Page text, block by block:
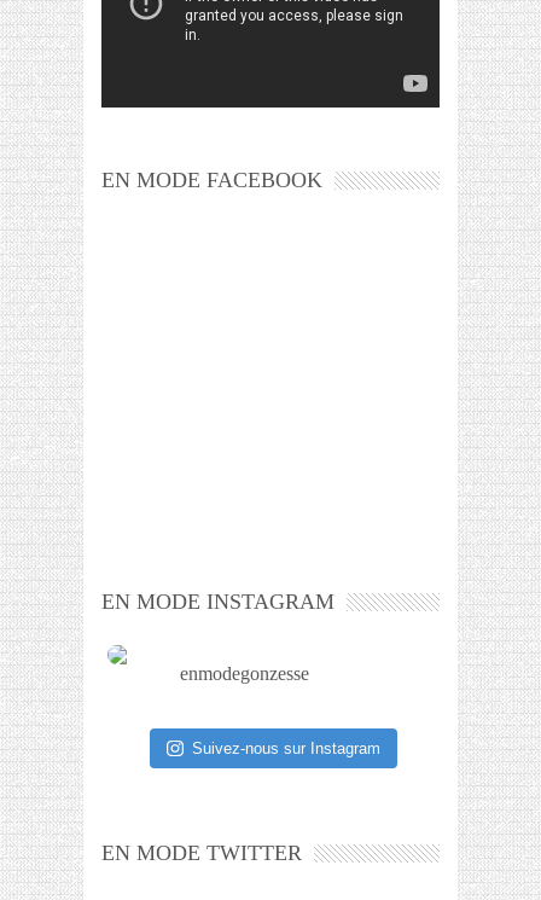
EN MODE FACEBOOK
EN MODE INSTAGRAM
enmodegonzesse
Suivez-nous sur Instagram
EN MODE TWITTER